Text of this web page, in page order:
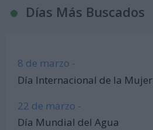
Días Más Buscados
8 de marzo -
Día Internacional de la Mujer
22 de marzo -
Día Mundial del Agua